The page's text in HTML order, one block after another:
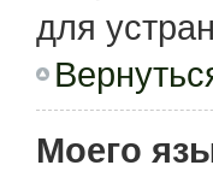
для
Моего